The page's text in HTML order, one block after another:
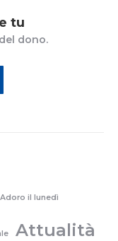
tu
dono.
Adoro il lunedì
Attualità